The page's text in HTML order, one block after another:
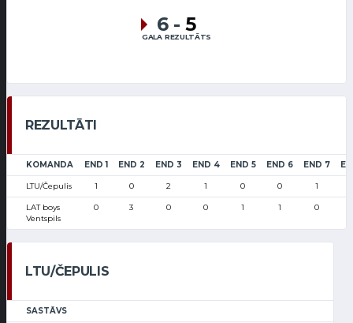
6 - 5
GALA REZULTĀTS
REZULTĀTI
KOMANDA END 1 END 2 END 3 END 4 END 5 END 6 END 7
LTU/Čepulis 1 0 2 1 0 0 1
LAT boys
Ventspils
0 3 0 0 1 1 0
LTU/ČEPULIS
SASTĀVS